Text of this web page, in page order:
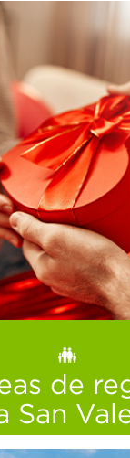
aprovechar
Ver más
San